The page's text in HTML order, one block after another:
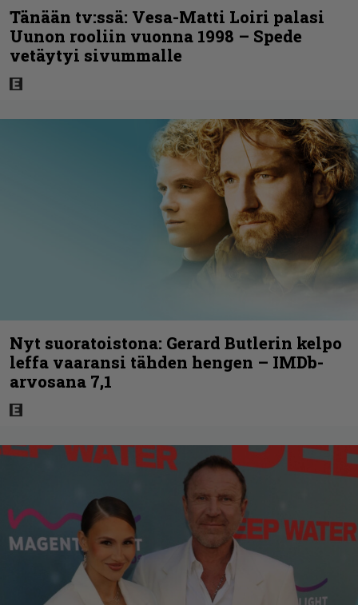
Tänään tv:ssä: Vesa-Matti Loiri palasi
Uunon rooliin vuonna 1998 – Spede
vetäytyi sivummalle
Nyt suoratoistona: Gerard Butlerin kelpo
leffa vaaransi tähden hengen – IMDb-
arvosana 7,1